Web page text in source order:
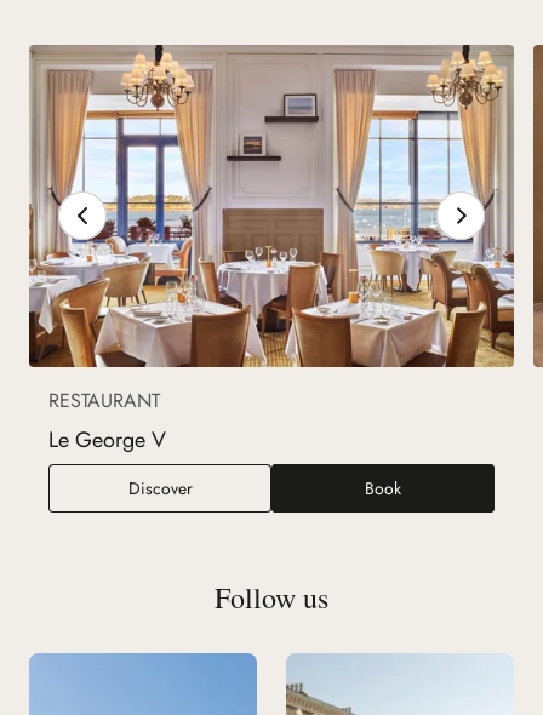
RESTAURANT
Le George V
DiscoverLe George V Book
Follow us